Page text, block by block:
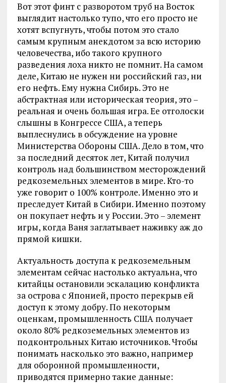
Вот этот финт с разворотом труб на Восток
выглядит настолько тупо, что его просто не
хотят вспугнуть, чтобы потом это стало
самым крупным анекдотом за всю историю
человечества, ибо такого крупного
разведения лоха никто не помнит. На самом
деле, Китаю не нужен ни российский газ, ни
его нефть. Ему нужна Сибирь. Это не
абстрактная или историческая теория, это –
реальная и очень большая игра. Ее отголоски
слышны в Конгрессе США, а теперь
выплеснулись в обсуждение на уровне
Министерства Обороны США. Дело в том, что
за последний десяток лет, Китай получил
контроль над большинством месторождений
редкоземельных элементов в мире. Кто-то
уже говорит о 100% контроле. Именно это и
преследует Китай в Сибири. Именно поэтому
он покупает нефть и у России. Это – элемент
игры, когда Ваня заглатывает наживку аж до
прямой кишки.
Актуальность доступа к редкоземельным
элементам сейчас настолько актуальна, что
китайцы остановили эскалацию конфликта
за острова с Японией, просто перекрыв ей
доступ к этому добру. По некоторым
оценкам, промышленность США получает
около 80% редкоземельных элементов из
подконтрольных Китаю источников. Чтобы
понимать насколько это важно, например
для оборонной промышленности,
приводятся примерно такие данные: